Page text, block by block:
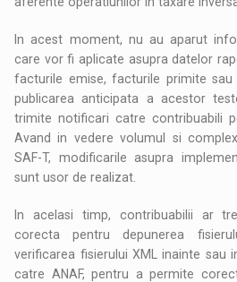
In acest moment, nu au aparut
care vor fi aplicate asupra datelor
facturile emise, facturile primite sau
publicarea anticipata a acestor
trimite notificari catre contribuabili
Avand in vedere volumul si
SAF-T, modificarile asupra
sunt usor de realizat.
In acelasi timp, contribuabilii ar
corecta pentru depunerea
verificarea fisierului XML inainte sau
catre ANAF, pentru a permite